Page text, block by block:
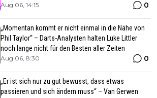
Aug 06, 14:15 0
„Momentan kommt er nicht einmal in die Nähe von
Phil Taylor“ – Darts-Analysten halten Luke Littler
noch lange nicht für den Besten aller Zeiten
Aug 06, 8:30 0
„Er ist sich nur zu gut bewusst, dass etwas
passieren und sich ändern muss“ – Van Gerwen